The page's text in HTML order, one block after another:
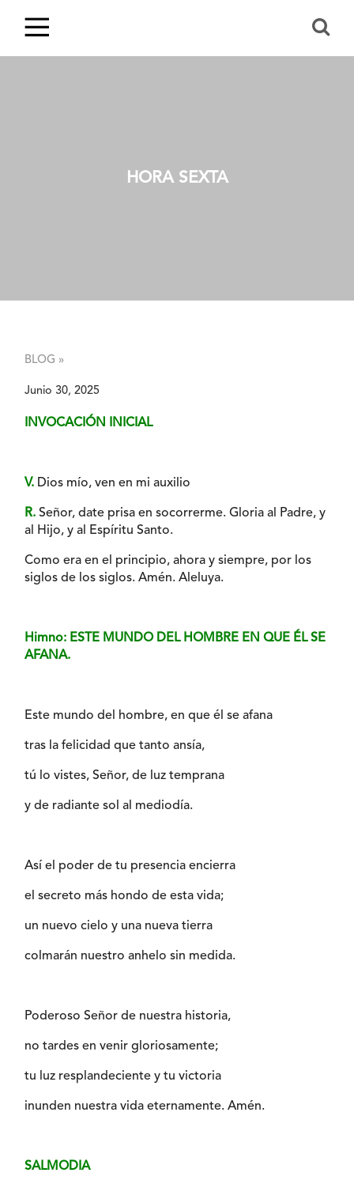
HORA SEXTA
BLOG »
Junio 30, 2025
INVOCACIÓN INICIAL
V. Dios mío, ven en mi auxilio
R. Señor, date prisa en socorrerme. Gloria al Padre, y
al Hijo, y al Espíritu Santo.
Como era en el principio, ahora y siempre, por los
siglos de los siglos. Amén. Aleluya.
Himno: ESTE MUNDO DEL HOMBRE EN QUE ÉL SE
AFANA.
Este mundo del hombre, en que él se afana
tras la felicidad que tanto ansía,
tú lo vistes, Señor, de luz temprana
y de radiante sol al mediodía.
Así el poder de tu presencia encierra
el secreto más hondo de esta vida;
un nuevo cielo y una nueva tierra
colmarán nuestro anhelo sin medida.
Poderoso Señor de nuestra historia,
no tardes en venir gloriosamente;
tu luz resplandeciente y tu victoria
inunden nuestra vida eternamente. Amén.
SALMODIA